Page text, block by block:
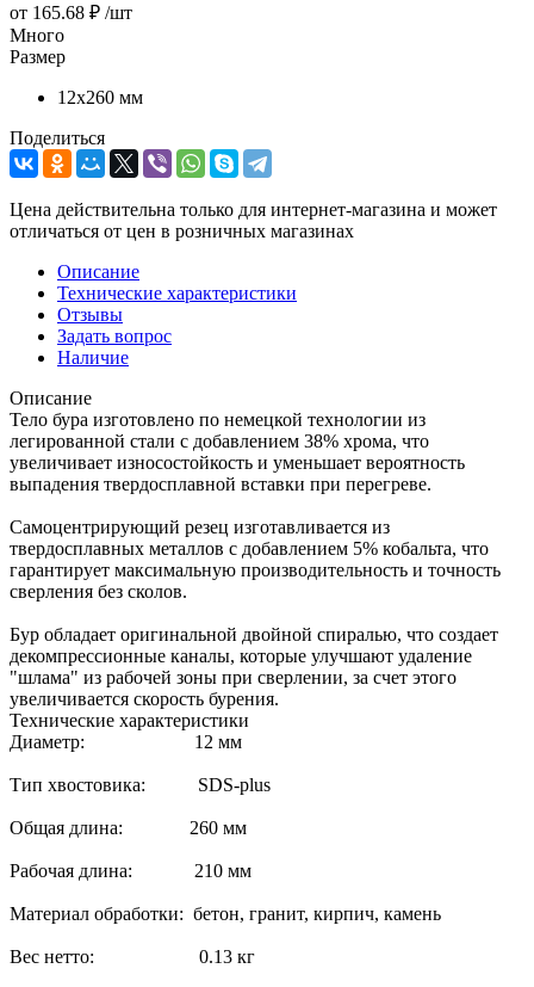
от 165.68 ₽ /шт
Много
Размер
12х260 мм
Поделиться
Цена действительна только для интернет-магазина и может
отличаться от цен в розничных магазинах
Описание
Технические характеристики
Отзывы
Задать вопрос
Наличие
Описание
Тело бура изготовлено по немецкой технологии из
легированной стали с добавлением 38% хрома, что
увеличивает износостойкость и уменьшает вероятность
выпадения твердосплавной вставки при перегреве.
Самоцентрирующий резец изготавливается из
твердосплавных металлов с добавлением 5% кобальта, что
гарантирует максимальную производительность и точность
сверления без сколов.
Бур обладает оригинальной двойной спиралью, что создает
декомпрессионные каналы, которые улучшают удаление
"шлама" из рабочей зоны при сверлении, за счет этого
увеличивается скорость бурения.
Технические характеристики
Диаметр: 12 мм
Тип хвостовика: SDS-plus
Общая длина: 260 мм
Рабочая длина: 210 мм
Материал обработки: бетон, гранит, кирпич, камень
Вес нетто: 0.13 кг